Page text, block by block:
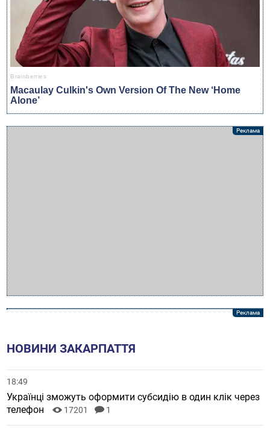
НОВИНИ ЗАКАРПАТТЯ
18:49
Українці зможуть оформити субсидію в один клік через
телефон
17201 1